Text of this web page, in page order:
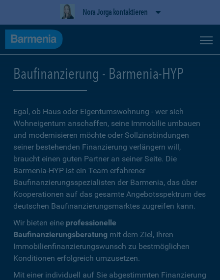
Nora Jorga kontaktieren
Baufinanzierung - Barmenia-HYP
Egal, ob Haus oder Eigentumswohnung - wer sich
Wohneigentum anschaffen, seine Immobilie umbauen
und modernisieren möchte oder Sollzinsbindungen
seiner bestehenden Finanzierung verlängern will,
braucht einen guten Partner an seiner Seite. Die
Barmenia-HYP ist ein Team erfahrener
Baufinanzierungsspezialisten der Barmenia, das über
Kooperationen auf das gesamte Angebotsspektrum des
deutschen Baufinanzierungsmarktes zugreifen kann.
Wir bieten eine professionelle
Baufinanzierungsberatung mit dem Ziel, Ihren
Immobilienfinanzierungswunsch zu bestmöglichen
Konditionen erfolgreich umzusetzen.
Mit einer individuell auf Sie abgestimmten Finanzierung